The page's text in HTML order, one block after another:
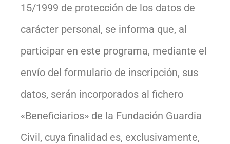
15/1999 de protección de los datos de
carácter personal, se informa que, al
participar en este programa, mediante el
envío del formulario de inscripción, sus
datos, serán incorporados al fichero
«Beneficiarios» de la Fundación Guardia
Civil, cuya finalidad es, exclusivamente,